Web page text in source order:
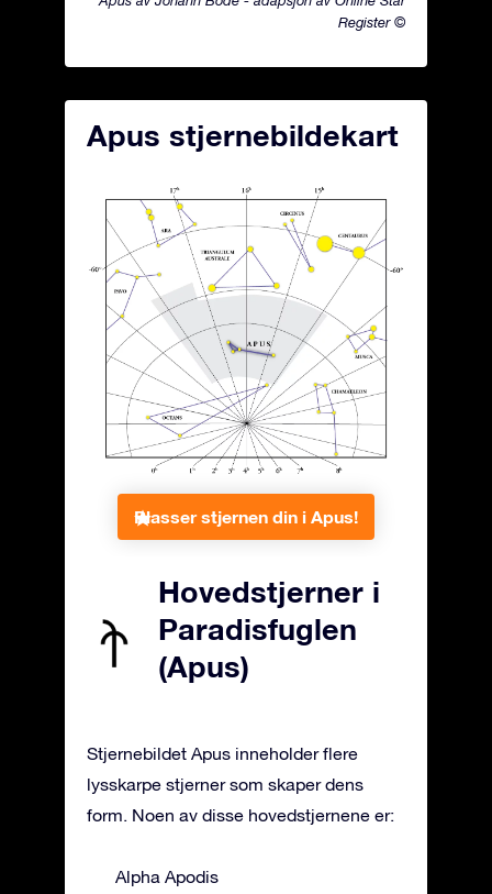
Register ©
Apus stjernebildekart
Plasser stjernen din i Apus!
Hovedstjerner i
Paradisfuglen
(Apus)
Stjernebildet Apus inneholder flere
lysskarpe stjerner som skaper dens
form. Noen av disse hovedstjernene er:
Alpha Apodis